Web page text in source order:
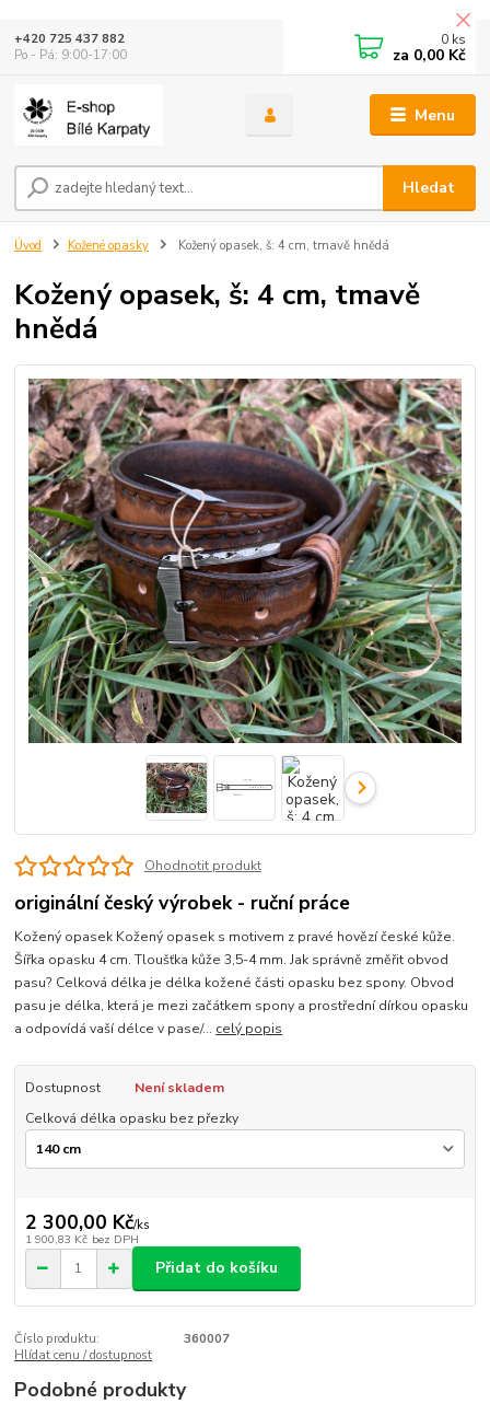
Menu
Hledat
+420 725 437 882
Po - Pá: 9:00-17:00
0 ks
za 0,00 Kč
Úvod Kožené opasky Kožený opasek, š: 4 cm, tmavě hnědá
Kožený opasek, š: 4 cm, tmavě
hnědá
Ohodnotit produkt
originální český výrobek - ruční práce
Kožený opasek Kožený opasek s motivem z pravé hovězí české kůže.
Šířka opasku 4 cm. Tloušťka kůže 3,5-4 mm. Jak správně změřit obvod
pasu? Celková délka je délka kožené části opasku bez spony. Obvod
pasu je délka, která je mezi začátkem spony a prostřední dírkou opasku
a odpovídá vaší délce v pase/... celý popis
Dostupnost
Není skladem
Celková délka opasku bez přezky
2 300,00 Kč/ks
1 900,83 Kč bez DPH
Přidat do košíku
Číslo produktu:
360007
Hlídat cenu / dostupnost
Podobné produkty